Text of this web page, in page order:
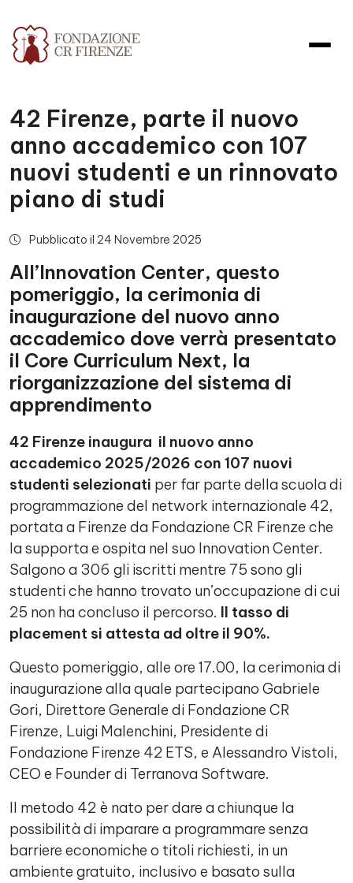
42 Firenze, parte il nuovo
anno accademico con 107
nuovi studenti e un rinnovato
piano di studi
Pubblicato il 24 Novembre 2025
All’Innovation Center, questo
pomeriggio, la cerimonia di
inaugurazione del nuovo anno
accademico dove verrà presentato
il Core Curriculum Next, la
riorganizzazione del sistema di
apprendimento
42 Firenze inaugura il nuovo anno
accademico 2025/2026 con 107 nuovi
studenti selezionati per far parte della scuola di
programmazione del network internazionale 42,
portata a Firenze da Fondazione CR Firenze che
la supporta e ospita nel suo Innovation Center.
Salgono a 306 gli iscritti mentre 75 sono gli
studenti che hanno trovato un’occupazione di cui
25 non ha concluso il percorso. Il tasso di
placement si attesta ad oltre il 90%.
Questo pomeriggio, alle ore 17.00, la cerimonia di
inaugurazione alla quale partecipano Gabriele
Gori, Direttore Generale di Fondazione CR
Firenze, Luigi Malenchini, Presidente di
Fondazione Firenze 42 ETS, e Alessandro Vistoli,
CEO e Founder di Terranova Software.
Il metodo 42 è nato per dare a chiunque la
possibilità di imparare a programmare senza
barriere economiche o titoli richiesti, in un
ambiente gratuito, inclusivo e basato sulla